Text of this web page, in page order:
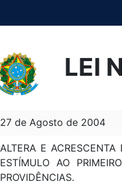
LEI
27 de Agosto de 2004
ALTERA E ACRESCENTA
ESTÍMULO AO
PROVIDÊNCIAS.